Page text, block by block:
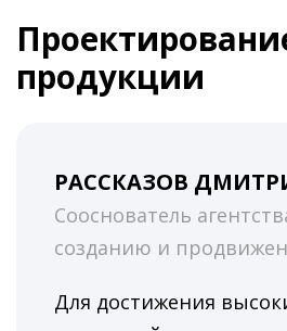
продукции
РАССКАЗОВ
Сооснователь
созданию и
Для достижения